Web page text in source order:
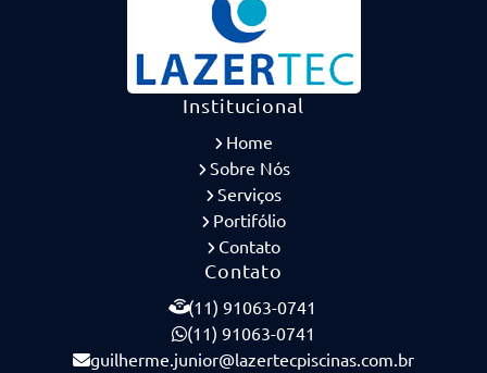
Institucional
Home
Sobre Nós
Serviços
Portifólio
Contato
Contato
(11) 91063-0741
(11) 91063-0741
guilherme.junior@lazertecpiscinas.com.br